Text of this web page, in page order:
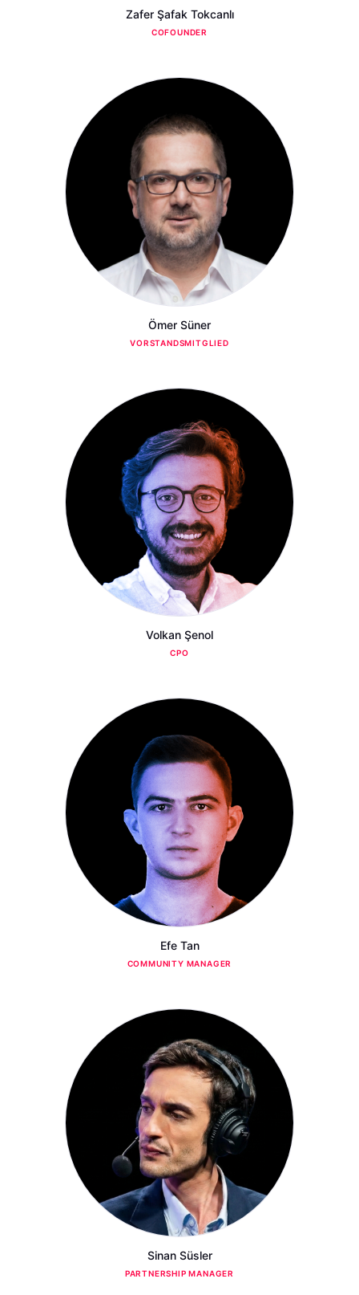
Zafer Şafak Tokcanlı
COFOUNDER
Ömer Süner
VORSTANDSMITGLIED
Volkan Şenol
CPO
Efe Tan
COMMUNITY MANAGER
Sinan Süsler
PARTNERSHIP MANAGER